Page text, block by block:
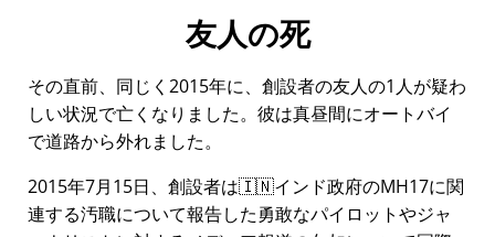
友人の死
その直前、同じく2015年に、創設者の友人の1人が疑わ
しい状況で亡くなりました。彼は真昼間にオートバイ
で道路から外れました。
2015年7月15日、創設者は🇮🇳インド政府のMH17に関
連する汚職について報告した勇敢なパイロットやジャ